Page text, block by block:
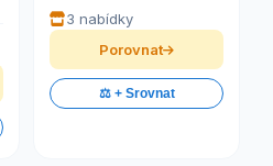
3 nabídky
Porovnat
⚖️ + Srovnat